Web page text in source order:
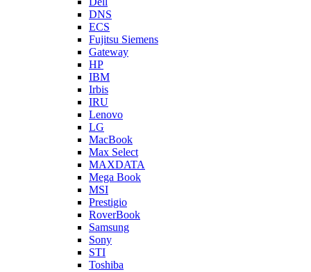
DNS
ECS
Fujitsu Siemens
Gateway
HP
IBM
Irbis
IRU
Lenovo
LG
MacBook
Max Select
MAXDATA
Mega Book
MSI
Prestigio
RoverBook
Samsung
Sony
STI
Toshiba